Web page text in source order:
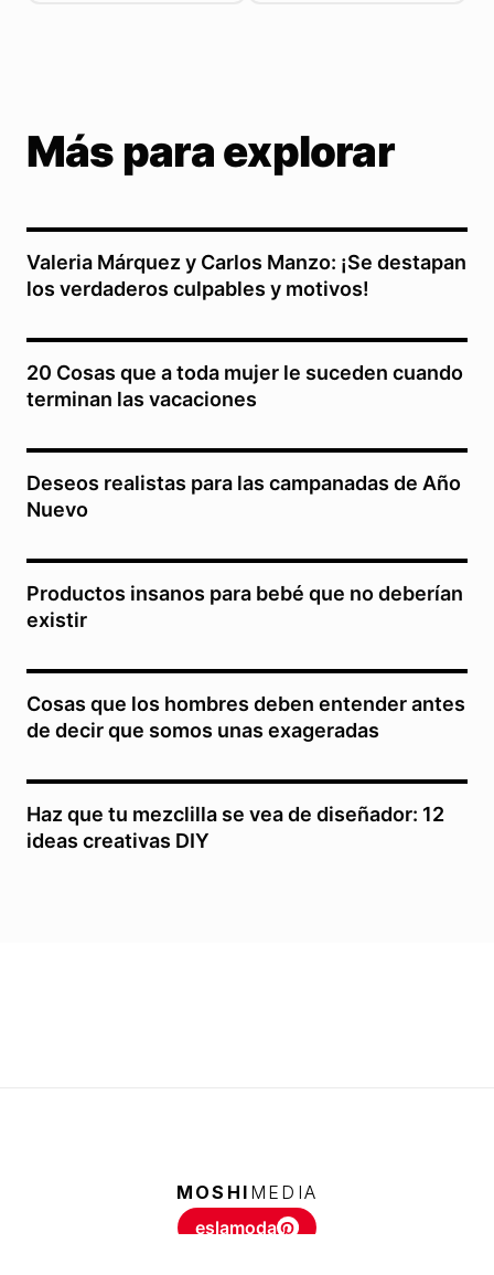
Más para explorar
Valeria Márquez y Carlos Manzo: ¡Se destapan
los verdaderos culpables y motivos!
20 Cosas que a toda mujer le suceden cuando
terminan las vacaciones
Deseos realistas para las campanadas de Año
Nuevo
Productos insanos para bebé que no deberían
existir
Cosas que los hombres deben entender antes
de decir que somos unas exageradas
Haz que tu mezclilla se vea de diseñador: 12
ideas creativas DIY
MOSHI MEDIA
eslamoda